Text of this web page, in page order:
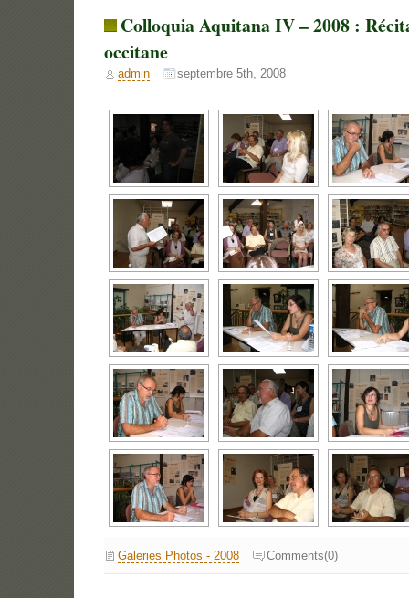
Colloquia Aquitana IV – 2008 :
occitane
admin septembre 5th, 2008
Galeries Photos - 2008 Comments(0)